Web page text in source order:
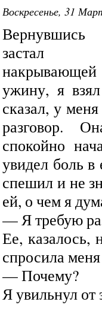
Воскресенье, 31
ужину, я
сказал, у
разговор.
спокойно
увидел боль в
спешил и не
ей, о чем я
— Я требую
Ее, казалось,
спросила
— Почему?
Я увильнул от